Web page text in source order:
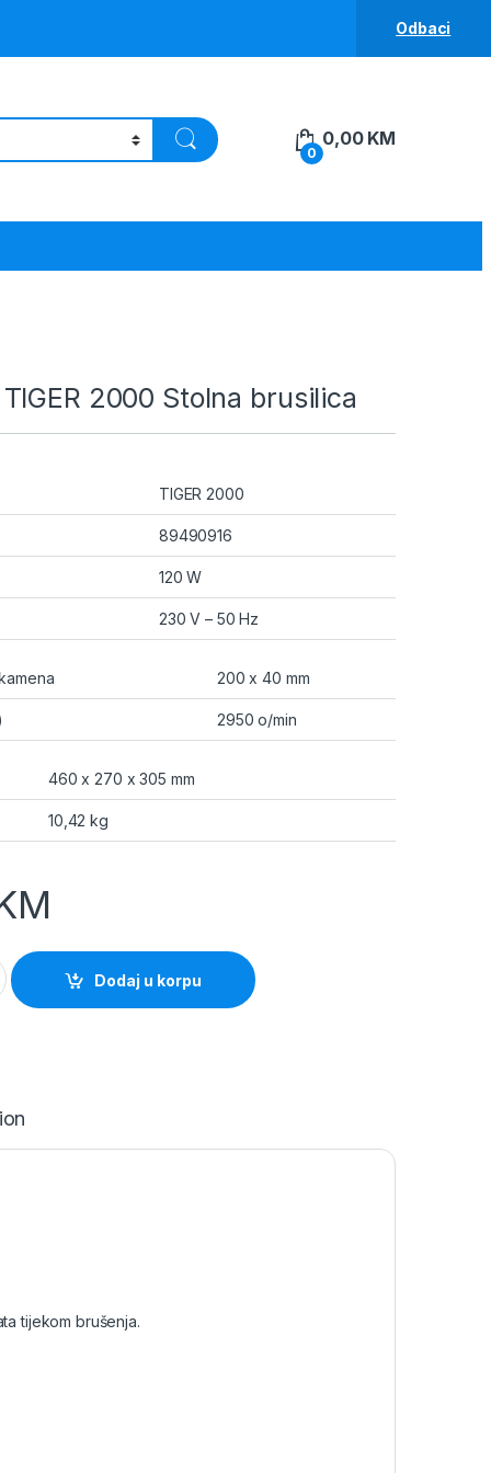
Odbaci
0
0,00 KM
2000 Stolna brusilica
TIGER 2000
89490916
120 W
230 V – 50 Hz
200 x 40 mm
2950 o/min
460 x 270 x 305 mm
10,42 kg
Stolna brusilica quantity
Dodaj u korpu
tijekom brušenja.